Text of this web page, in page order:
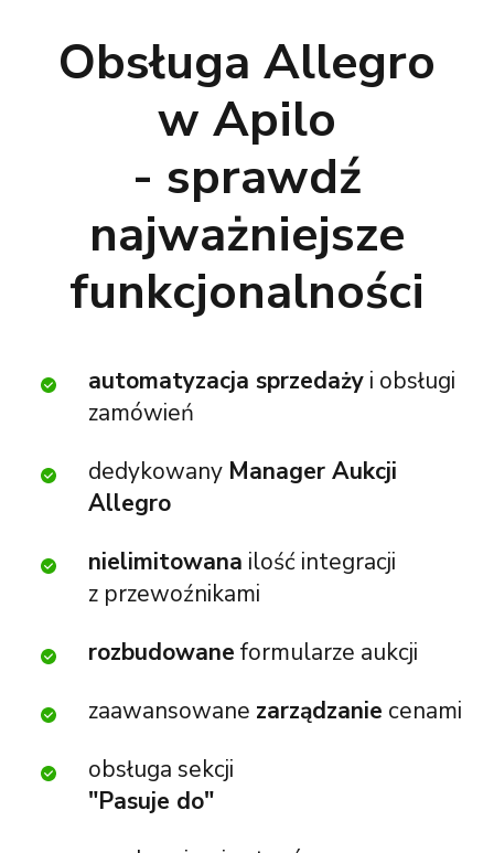
Obsługa Allegro
w Apilo
- sprawdź
najważniejsze
funkcjonalności
automatyzacja sprzedaży i obsługi
zamówień
dedykowany Manager Aukcji
Allegro
nielimitowana ilość integracji
z przewoźnikami
rozbudowane formularze aukcji
zaawansowane zarządzanie cenami
obsługa sekcji
"Pasuje do"